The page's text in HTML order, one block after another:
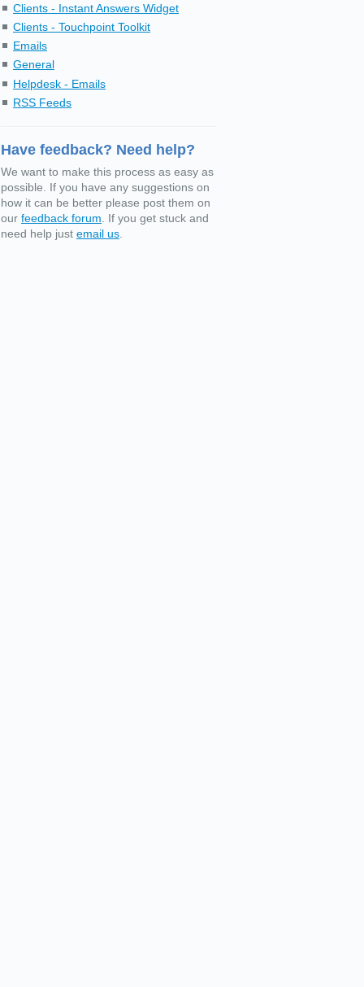
Clients - Instant Answers Widget
Clients - Touchpoint Toolkit
Emails
General
Helpdesk - Emails
RSS Feeds
Have feedback? Need help?
We want to make this process as easy as
possible. If you have any suggestions on
how it can be better please post them on
our feedback forum . If you get stuck and
need help just email us